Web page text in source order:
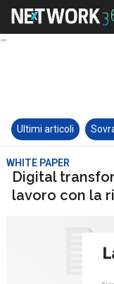
Ultimi articoli
WHITE PAPER
Digital
lavoro con la